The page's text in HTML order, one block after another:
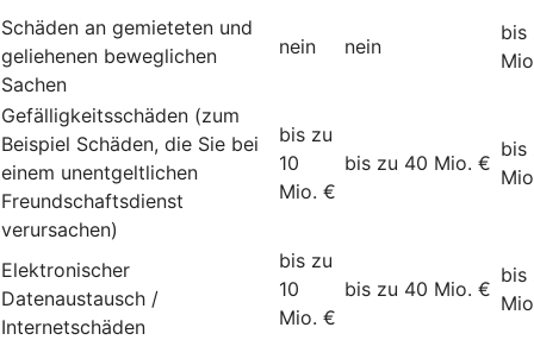
Schäden an gemieteten und
geliehenen beweglichen
Sachen
nein nein
bis
Gefälligkeitsschäden (zum
Beispiel Schäden, die Sie bei
einem unentgeltlichen
Freundschaftsdienst
verursachen)
bis zu
10
Mio. €
bis zu 40 Mio. €
bis
Elektronischer
Datenaustausch /
Internetschäden
bis zu
10
Mio. €
bis zu 40 Mio. €
bis